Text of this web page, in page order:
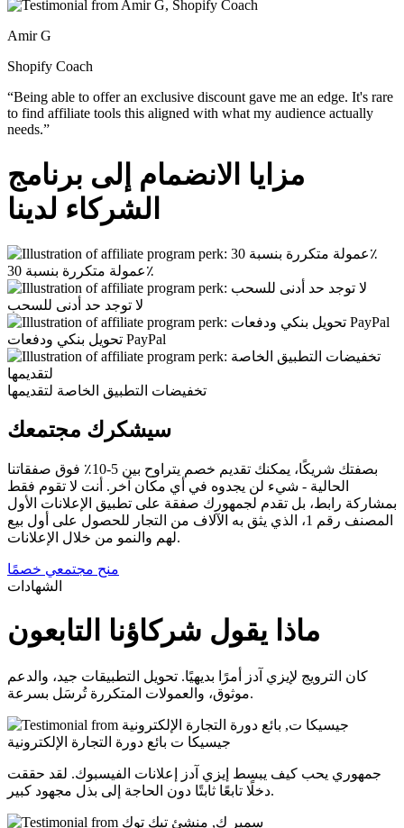
Amir G
Shopify Coach
“Being able to offer an exclusive discount gave me an edge. It's rare
to find affiliate tools this aligned with what my audience actually
needs.”
مزايا الانضمام إلى برنامج
الشركاء لدينا
عمولة متكررة بنسبة 30٪
لا توجد حد أدنى للسحب
تحويل بنكي ودفعات PayPal
تخفيضات التطبيق الخاصة لتقديمها
سيشكرك مجتمعك
بصفتك شريكًا، يمكنك تقديم خصم يتراوح بين 5-10٪ فوق صفقاتنا
الحالية - شيء لن يجدوه في أي مكان آخر. أنت لا تقوم فقط
بمشاركة رابط، بل تقدم لجمهورك صفقة على تطبيق الإعلانات الأول
المصنف رقم 1، الذي يثق به الآلاف من التجار للحصول على أول بيع
لهم والنمو من خلال الإعلانات.
منح مجتمعي خصمًا
الشهادات
ماذا يقول شركاؤنا التابعون
كان الترويج لإيزي آدز أمرًا بديهيًا. تحويل التطبيقات جيد، والدعم
موثوق، والعمولات المتكررة تُرسَل بسرعة.
جيسيكا ت بائع دورة التجارة الإلكترونية
جمهوري يحب كيف يبسط إيزي آدز إعلانات الفيسبوك. لقد حققت
دخلًا تابعًا ثابتًا دون الحاجة إلى بذل مجهود كبير.